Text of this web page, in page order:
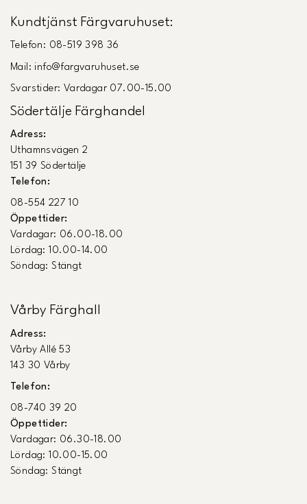
Kundtjänst Färgvaruhuset:
Telefon: 08-519 398 36
Mail: info@fargvaruhuset.se
Svarstider: Vardagar 07.00-15.00
Södertälje Färghandel
Adress:
Uthamnsvägen 2
151 39 Södertälje
Telefon:
08-554 227 10
Öppettider:
Vardagar: 06.00-18.00
Lördag: 10.00-14.00
Söndag: Stängt
Vårby Färghall
Adress:
Vårby Allé 53
143 30 Vårby
Telefon:
08-740 39 20
Öppettider:
Vardagar: 06.30-18.00
Lördag: 10.00-15.00
Söndag: Stängt